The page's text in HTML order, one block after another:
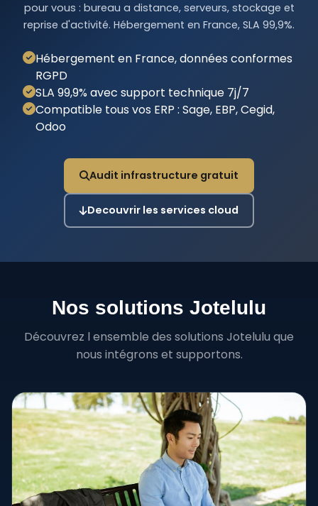
pour vous : bureau a distance, serveurs, stockage et
reprise d'activité. Hébergement en France, SLA 99,9%.
Hébergement en France, données conformes
RGPD
SLA 99,9% avec support technique 7j/7
Compatible tous vos ERP : Sage, EBP, Cegid,
Odoo
Audit infrastructure gratuit
Decouvrir les services cloud
Nos solutions Jotelulu
Découvrez l ensemble des solutions Jotelulu que
nous intégrons et supportons.